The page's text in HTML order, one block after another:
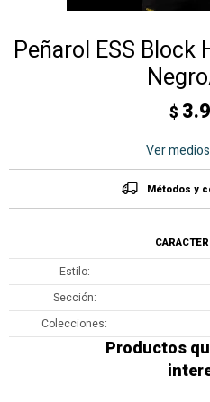
Peñarol ESS Block
$
Ver
Métodos y
Estilo
Sección
Colecciones
Productos